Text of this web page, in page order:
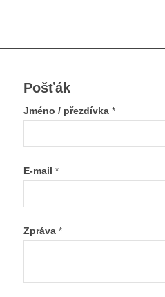
Pošťák
Jméno / přezdívka *
E-mail *
Zpráva *